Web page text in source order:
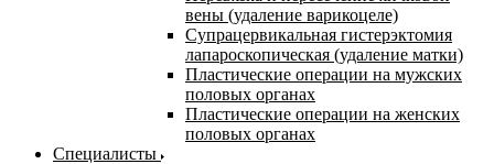
вены (удаление варикоцеле)
Супрацервикальная гистерэктомия
лапароскопическая (удаление матки)
Пластические операции на мужских
половых органах
Пластические операции на женских
половых органах
Специалисты